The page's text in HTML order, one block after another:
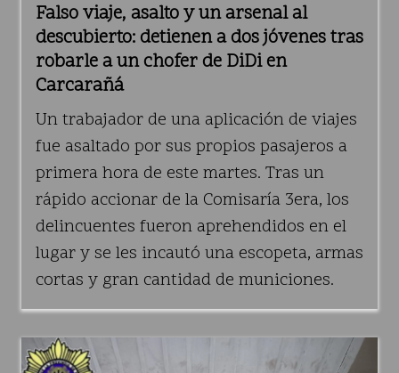
Falso viaje, asalto y un arsenal al
descubierto: detienen a dos jóvenes tras
robarle a un chofer de DiDi en
Carcarañá
Un trabajador de una aplicación de viajes
fue asaltado por sus propios pasajeros a
primera hora de este martes. Tras un
rápido accionar de la Comisaría 3era, los
delincuentes fueron aprehendidos en el
lugar y se les incautó una escopeta, armas
cortas y gran cantidad de municiones.